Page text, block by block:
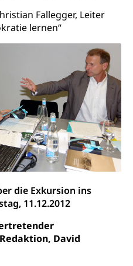
Fallegger, Leiter
lernen“
die Exkursion ins
11.12.2012
David